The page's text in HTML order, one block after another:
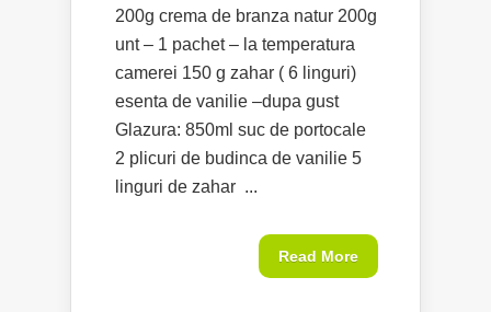
200g crema de branza natur 200g
unt – 1 pachet – la temperatura
camerei 150 g zahar ( 6 linguri)
esenta de vanilie –dupa gust
Glazura: 850ml suc de portocale
2 plicuri de budinca de vanilie 5
linguri de zahar ...
Read More